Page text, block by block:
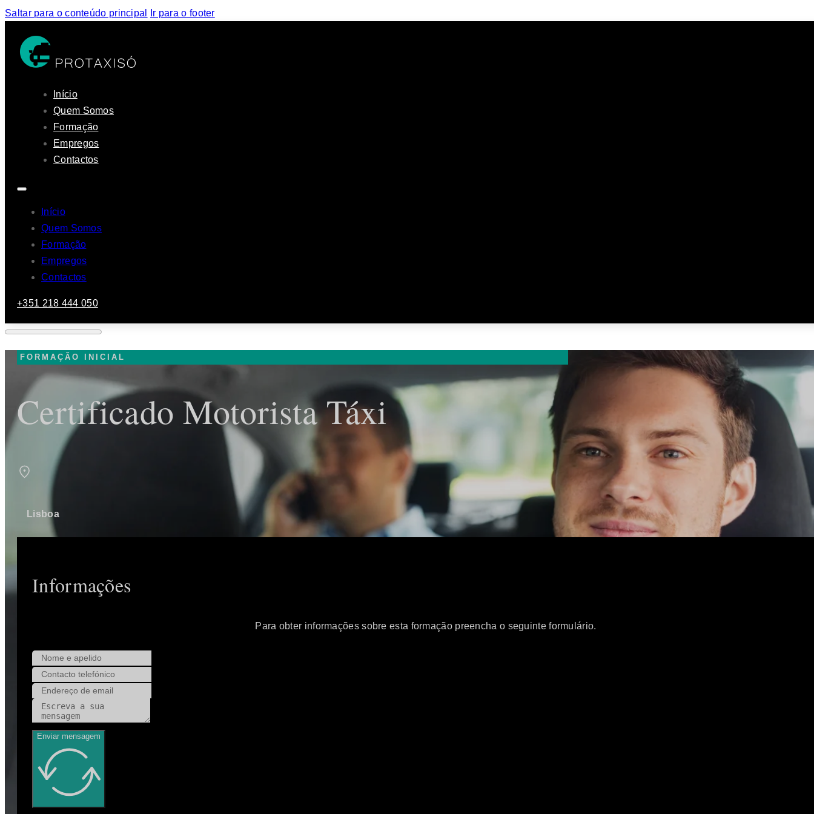
Saltar para o conteúdo principal Ir para o footer
Início
Quem Somos
Formação
Empregos
Contactos
Início
Quem Somos
Formação
Empregos
Contactos
+351 218 444 050
FORMAÇÃO INICIAL
Certificado Motorista Táxi
Lisboa
Informações
Para obter informações sobre esta formação preencha o seguinte formulário.
Enviar mensagem